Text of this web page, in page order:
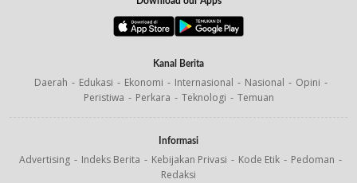
Kanal Berita
Daerah Edukasi Ekonomi Internasional Nasional
Opini
Peristiwa
Perkara Teknologi Temuan
Informasi
Advertising Indeks Berita Kebijakan Privasi Kode Etik
Pedoman
Redaksi